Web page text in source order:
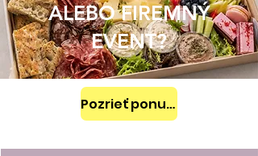
ALEBO FIREMNÝ
EVENT?
Pozrieť ponuku